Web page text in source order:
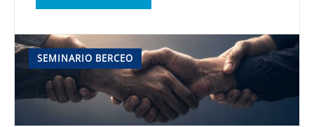
SEMINARIO BERCEO